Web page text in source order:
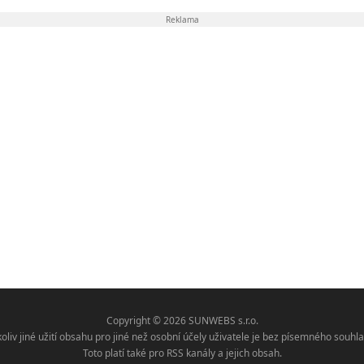
Reklama
Copyright © 2026 SUNWEBS s.r.o.
jiné užití obsahu pro jiné než osobní účely uživatele je bez písemného
Toto platí také pro RSS kanály a jejich obsah.